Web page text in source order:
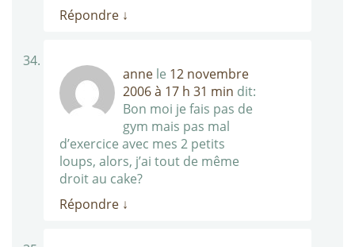
Répondre ↓
anne le 12 novembre
2006 à 17 h 31 min dit:
Bon moi je fais pas de
gym mais pas mal
d’exercice avec mes 2 petits
loups, alors, j’ai tout de même
droit au cake?
Répondre ↓